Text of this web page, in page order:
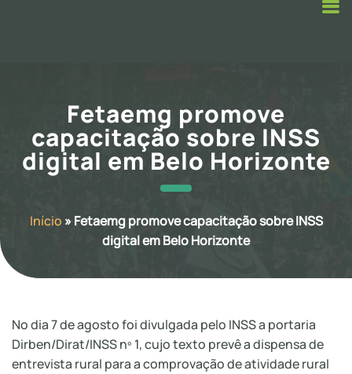
Fetaemg promove
capacitação sobre INSS
digital em Belo Horizonte
Início »Fetaemg promove capacitação sobre INSS
digital em Belo Horizonte
No dia 7 de agosto foi divulgada pelo INSS a portaria
Dirben/Dirat/INSS nº 1, cujo texto prevê a dispensa de
entrevista rural para a comprovação de atividade rural